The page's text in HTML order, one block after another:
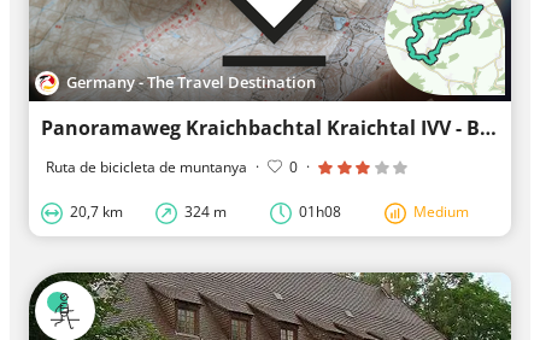
Germany - The Travel Destination
Panoramaweg Kraichbachtal Kraichtal IVV - Besenhex (Langroute)
Ruta de bicicleta de muntanya · 0 ·
20,7 km 324 m 01h08 Medium